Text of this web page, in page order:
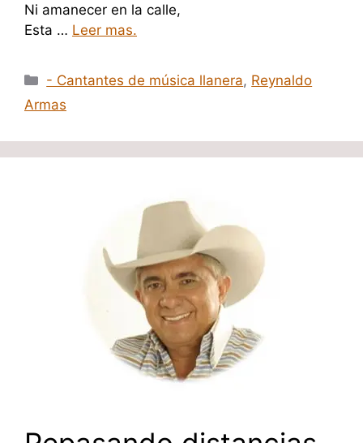
Ni amanecer en la calle,
Esta … Leer mas.
Categorías
- Cantantes de música llanera, Reynaldo
Armas